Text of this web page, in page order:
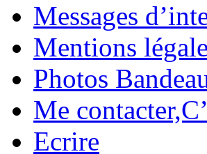
Messages
Mentions
Photos
Me
Ecrire